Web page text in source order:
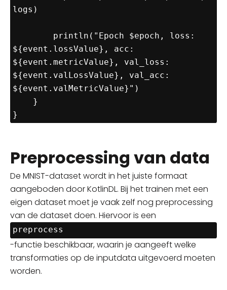
logs)
${event.lossValue}, acc:
${event.metricValue}, val_loss:
${event.valLossValue}, val_acc:
${event.valMetricValue}")
}
Preprocessing van data
De MNIST-dataset wordt in het juiste formaat
aangeboden door KotlinDL. Bij het trainen met een
eigen dataset moet je vaak zelf nog preprocessing
van de dataset doen. Hiervoor is een
preprocess
-functie beschikbaar, waarin je aangeeft welke
transformaties op de inputdata uitgevoerd moeten
worden.